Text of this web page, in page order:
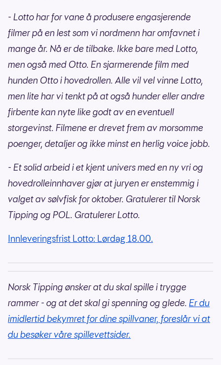
- Lotto har for vane å produsere engasjerende
filmer på en lest som vi nordmenn har omfavnet i
mange år. Nå er de tilbake. Ikke bare med Lotto,
men også med Otto. En sjarmerende film med
hunden Otto i hovedrollen. Alle vil vel vinne Lotto,
men lite har vi tenkt på at også hunder eller andre
firbente kan nyte like godt av en eventuell
storgevinst. Filmene er drevet frem av morsomme
poenger, detaljer og ikke minst en herlig voice jobb.
- Et solid arbeid i et kjent univers med en ny vri og
hovedrolleinnhaver gjør at juryen er enstemmig i
valget av sølvfisk for oktober. Gratulerer til Norsk
Tipping og POL. Gratulerer Lotto.
Innleveringsfrist Lotto: Lørdag 18.00.
Norsk Tipping ønsker at du skal spille i trygge
rammer - og at det skal gi spenning og glede. Er du
imidlertid bekymret for dine spillvaner, foreslår vi at
du besøker våre spillevettsider.